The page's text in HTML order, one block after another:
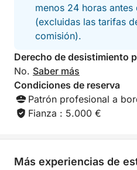
Opciones y servicios
• Seabob: 80 €
• Wakeboard: 50 €/día
• Flotador remolcable: 50
• Servicio de catering: 50
• Fotógrafo/dron
Mediterráneo con una
Saint-Tropez iluminado al
menos 24 horas
(excluidas las tarifas
comisión).
Derecho de desistimiento
No. Saber más
Condiciones de reserva
Patrón profesional a
Fianza : 5.000 €
Más experiencias de